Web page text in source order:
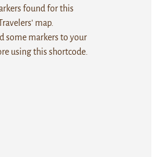
found for this
map.
some markers to your
using this shortcode.